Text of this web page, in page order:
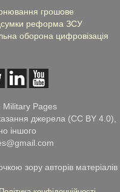
грошове
реформа ЗСУ
оборона цифровізація
Pages
джерела (CC BY 4.0),
іншого
зору авторів матеріалів